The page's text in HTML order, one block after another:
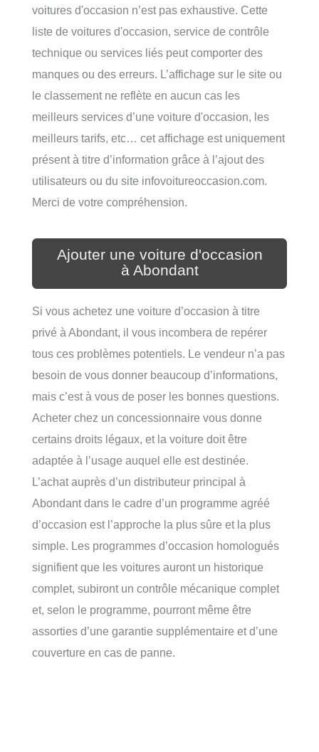
voitures d'occasion n’est pas exhaustive. Cette
liste de voitures d'occasion, service de contrôle
technique ou services liés peut comporter des
manques ou des erreurs. L’affichage sur le site ou
le classement ne reflète en aucun cas les
meilleurs services d’une voiture d'occasion, les
meilleurs tarifs, etc… cet affichage est uniquement
présent à titre d’information grâce à l’ajout des
utilisateurs ou du site infovoitureoccasion.com.
Merci de votre compréhension.
Ajouter une voiture d'occasion
à Abondant
Si vous achetez une voiture d’occasion à titre
privé à Abondant, il vous incombera de repérer
tous ces problèmes potentiels. Le vendeur n’a pas
besoin de vous donner beaucoup d’informations,
mais c’est à vous de poser les bonnes questions.
Acheter chez un concessionnaire vous donne
certains droits légaux, et la voiture doit être
adaptée à l’usage auquel elle est destinée.
L’achat auprès d’un distributeur principal à
Abondant dans le cadre d’un programme agréé
d’occasion est l’approche la plus sûre et la plus
simple. Les programmes d’occasion homologués
signifient que les voitures auront un historique
complet, subiront un contrôle mécanique complet
et, selon le programme, pourront même être
assorties d’une garantie supplémentaire et d’une
couverture en cas de panne.